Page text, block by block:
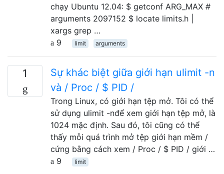
chạy Ubuntu 12.04: $ getconf ARG_MAX #
arguments 2097152 $ locate limits.h |
xargs grep …
9
limit arguments
1
Sự khác biệt giữa giới hạn ulimit -n
và / Proc / $ PID /
Trong Linux, có giới hạn tệp mở. Tôi có thể
sử dụng ulimit -nđể xem giới hạn tệp mở, là
1024 mặc định. Sau đó, tôi cũng có thể
thấy mỗi quá trình mở tệp giới hạn mềm /
cứng bằng cách xem / Proc / $ PID / giới …
9
limit